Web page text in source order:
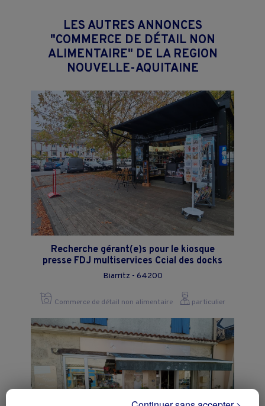
LES AUTRES ANNONCES
"COMMERCE DE DÉTAIL NON
ALIMENTAIRE" DE LA REGION
NOUVELLE-AQUITAINE
Recherche gérant(e)s pour le kiosque
presse FDJ multiservices Ccial des docks
Biarritz - 64200
Commerce de détail non alimentaire particulier